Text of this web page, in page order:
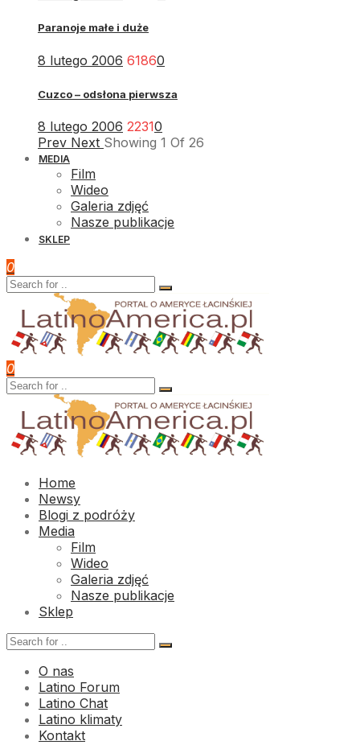
Paranoje małe i duże
8 lutego 2006 61860
Cuzco – odsłona pierwsza
8 lutego 2006 22310
Prev Next Showing 1 Of 26
MEDIA
Film
Wideo
Galeria zdjęć
Nasze publikacje
SKLEP
0
0
Home
Newsy
Blogi z podróży
Media
Film
Wideo
Galeria zdjęć
Nasze publikacje
Sklep
O nas
Latino Forum
Latino Chat
Latino klimaty
Kontakt